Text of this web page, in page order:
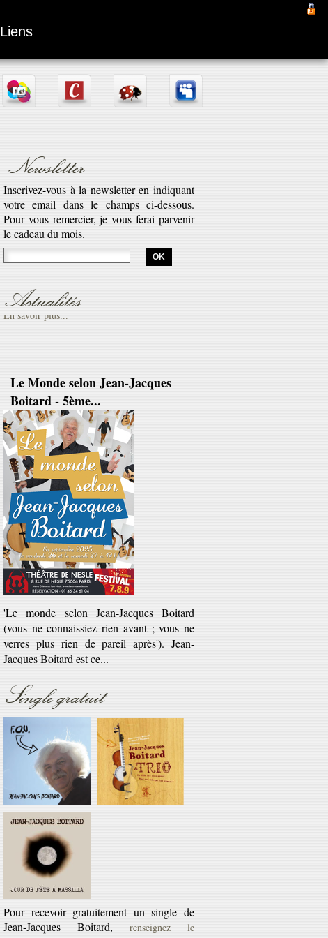
Liens
Newsletter
Inscrivez-vous à la newsletter en indiquant
votre email dans le champs ci-dessous.
Pour vous remercier, je vous ferai parvenir
le cadeau du mois.
Actualités
Adaptation d’une pièce radiophonique de
Robert Desnos illustrant la véritable saga
qu’est l’histoire de Fantômas. Cette série...
'Le monde selon Jean-Jacques Boitard
(vous ne connaissiez rien avant ; vous ne
verres plus rien de pareil après'). Jean-
Jacques Boitard est ce...
En savoir plus...
Réédition
Rééditions CD des cassettes les Cahiers du
Garlaban - 10€ + 45 tours offert
En savoir plus...
Single gratuit
Pour recevoir gratuitement un single de
Jean-Jacques Boitard, renseignez le